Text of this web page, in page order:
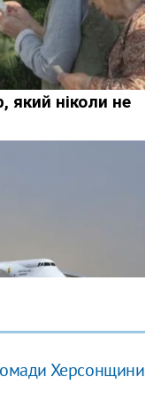
Херсонщини